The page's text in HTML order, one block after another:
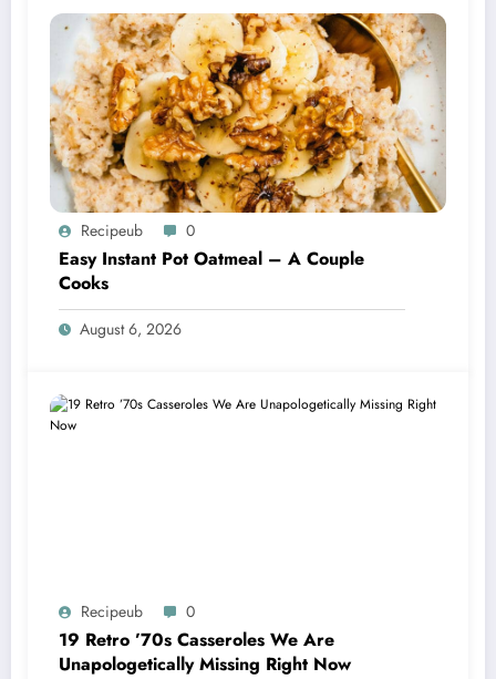
Recipeub 0
Easy Instant Pot Oatmeal – A Couple
Cooks
August 6, 2026
Recipeub 0
19 Retro ’70s Casseroles We Are
Unapologetically Missing Right Now